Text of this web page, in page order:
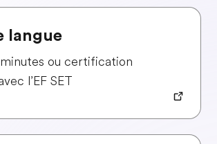
langue
minutes ou certification
l’EF SET